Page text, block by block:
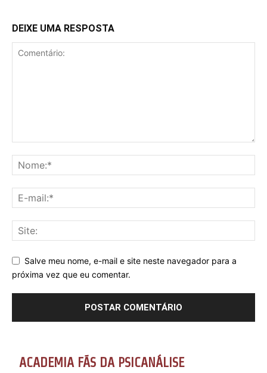
DEIXE UMA RESPOSTA
Salve meu nome, e-mail e site neste navegador para a
próxima vez que eu comentar.
ACADEMIA FÃS DA PSICANÁLISE